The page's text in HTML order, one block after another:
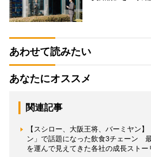
あわせて読みたい
あなたにオススメ
関連記事
【スシロー、大阪王将、バーミヤン
ン」で話題になった飲食3チェーン
を運んで見えてきた各社の成長ストー